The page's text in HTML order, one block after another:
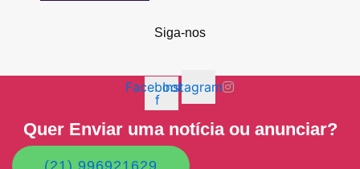
Siga-nos
Facebook-
f
Instagram
Quer Enviar uma notícia ou anunciar?
(21) 996921629